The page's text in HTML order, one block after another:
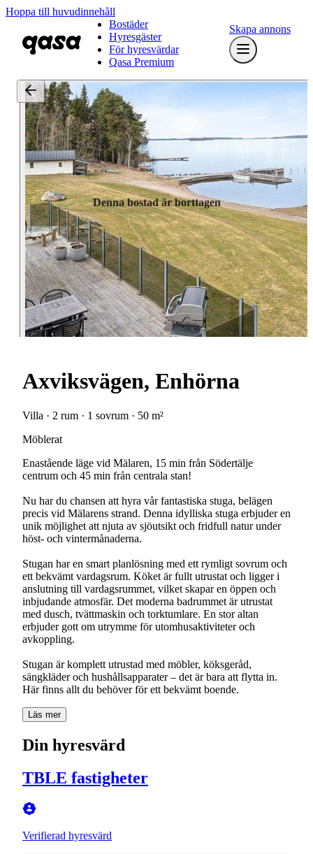
Hoppa till huvudinnehåll
Bostäder
Hyresgäster
För hyresvärdar
Qasa Premium
Skapa annons
Denna bostad är borttagen
Axviksvägen, Enhörna
Villa · 2 rum · 1 sovrum · 50 m²
Möblerat
Enastående läge vid Mälaren, 15 min från Södertälje
centrum och 45 min från centrala stan!
Nu har du chansen att hyra vår fantastiska stuga, belägen
precis vid Mälarens strand. Denna idylliska stuga erbjuder en
unik möjlighet att njuta av sjöutsikt och fridfull natur under
höst- och vintermånaderna.
Stugan har en smart planlösning med ett rymligt sovrum och
ett bekvämt vardagsrum. Köket är fullt utrustat och ligger i
anslutning till vardagsrummet, vilket skapar en öppen och
inbjudande atmosfär. Det moderna badrummet är utrustat
med dusch, tvättmaskin och torktumlare. En stor altan
erbjuder gott om utrymme för utomhusaktiviteter och
avkoppling.
Stugan är komplett utrustad med möbler, köksgeråd,
sängkläder och hushållsapparater – det är bara att flytta in.
Här finns allt du behöver för ett bekvämt boende.
Läs mer
Din hyresvärd
TBLE fastigheter
Verifierad hyresvärd